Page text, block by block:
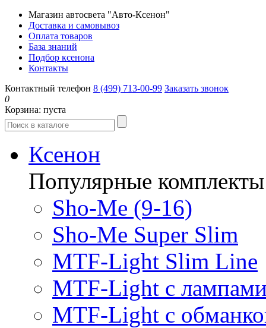
Магазин автосвета "Авто-Ксенон"
Доставка и самовывоз
Оплата товаров
База знаний
Подбор ксенона
Контакты
Контактный телефон 8 (499) 713-00-99 Заказать звонок
0
Корзина: пуста
Ксенон
Популярные комплекты
Sho-Me (9-16)
Sho-Me Super Slim
MTF-Light Slim Line
MTF-Light с
MTF-Light с